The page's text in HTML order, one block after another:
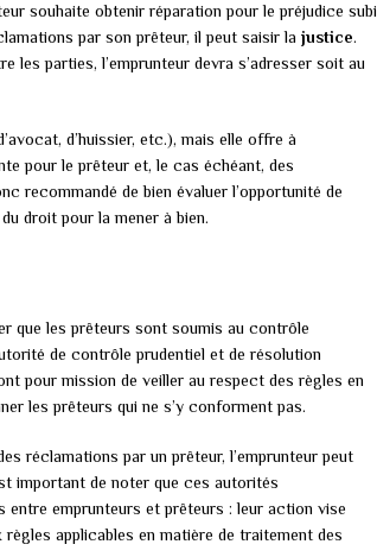
souhaite obtenir réparation pour le préjudice subi
par son prêteur, il peut saisir la justice.
parties, l’emprunteur devra s’adresser soit au
d’huissier, etc.), mais elle offre à
pour le prêteur et, le cas échéant, des
recommandé de bien évaluer l’opportunité de
droit pour la mener à bien.
que les prêteurs sont soumis au contrôle
de contrôle prudentiel et de résolution
pour mission de veiller au respect des règles en
les prêteurs qui ne s’y conforment pas.
réclamations par un prêteur, l’emprunteur peut
important de noter que ces autorités
entre emprunteurs et prêteurs : leur action vise
applicables en matière de traitement des